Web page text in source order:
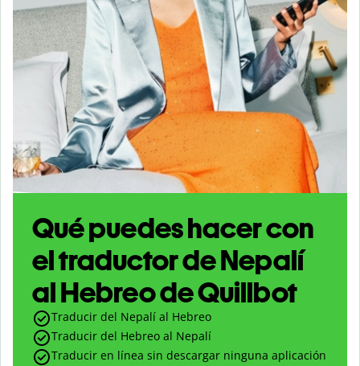
Qué puedes hacer con
el traductor de Nepalí
al Hebreo de Quillbot
Traducir del Nepalí al Hebreo
Traducir del Hebreo al Nepalí
Traducir en línea sin descargar ninguna aplicación